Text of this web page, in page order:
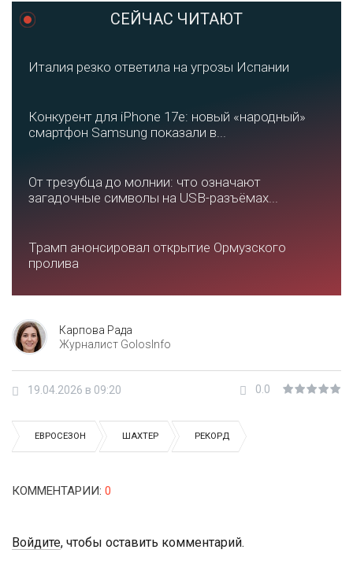
СЕЙЧАС ЧИТАЮТ
Италия резко ответила на угрозы Испании
Конкурент для iPhone 17e: новый «народный»
смартфон Samsung показали в...
От трезубца до молнии: что означают
загадочные символы на USB-разъёмах...
Трамп анонсировал открытие Ормузского
пролива
Карпова Рада
Журналист GolosInfo
19.04.2026 в 09:20 0.0
ЕВРОСЕЗОН ШАХТЕР РЕКОРД
КОММЕНТАРИИ: 0
Войдите, чтобы оставить комментарий.